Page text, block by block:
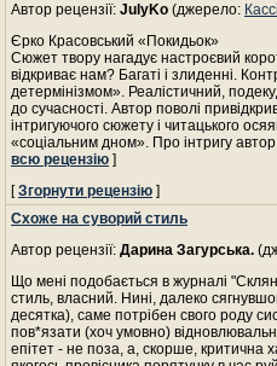
Автор рецензії: JulyKo (джерело:
Єрко Красовський «Покидьок»
Сюжет твору нагадує настроєвий
відкриває нам? Багаті і злиденні.
детермінізмом». Реалістичний,
до сучасності. Автор поволі
інтригуючого сюжету і читацького
«соціальним дном». Про інтригу
всю рецензію ]
[Згорнути рецензію ]
Cхоже на суворий стиль
Автор рецензії: Дарина Загурська.
Що мені подобається в журналі
стиль, власний. Нині, далеко
десятка), саме потрібен свого роду
пов*язати (хоч умовно)
епітет - не поза, а, скорше, критична